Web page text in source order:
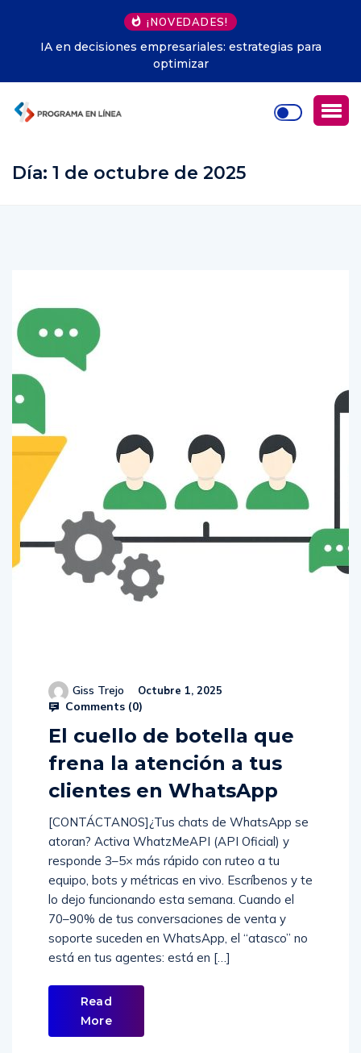
¡NOVEDADES!
Herramientas microservicios Java: fundamentos
esenciales
Día: 1 de octubre de 2025
Giss Trejo Octubre 1, 2025
Comments (0)
El cuello de botella que
frena la atención a tus
clientes en WhatsApp
[CONTÁCTANOS]¿Tus chats de WhatsApp se
atoran? Activa WhatzMeAPI (API Oficial) y
responde 3–5× más rápido con ruteo a tu
equipo, bots y métricas en vivo. Escríbenos y te
lo dejo funcionando esta semana. Cuando el
70–90% de tus conversaciones de venta y
soporte suceden en WhatsApp, el “atasco” no
está en tus agentes: está en […]
Read
More